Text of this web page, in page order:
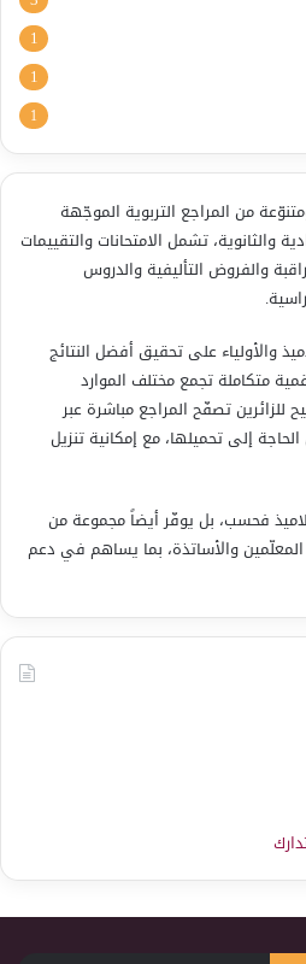
1
1
1
من المراجع التربوية الموجّهة
والثانوية، تشمل الامتحانات والتقييمات
والفروض التأليفية والدروس
والأولياء على تحقيق أفضل النتائج
متكاملة تجمع مختلف الموارد
للزائرين تصفّح المراجع مباشرة عبر
إلى تحميلها، مع إمكانية تنزيل
فحسب، بل يوفّر أيضاً مجموعة من
المعلّمين والأساتذة، بما يساهم في دعم